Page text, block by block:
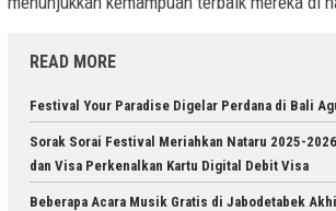
READ MORE
Festival Your Paradise Digelar Perdana di Bali
Sorak Sorai Festival Meriahkan Nataru 2025-
dan Visa Perkenalkan Kartu Digital Debit Visa
Beberapa Acara Musik Gratis di Jabodetabek